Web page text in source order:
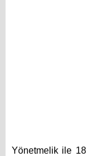
Yönetmelik ile 18